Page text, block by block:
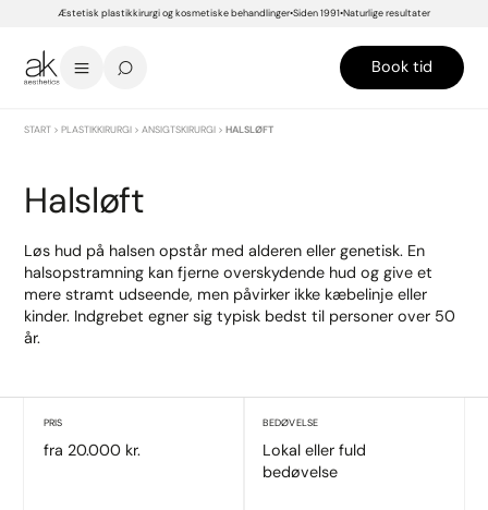
Æstetisk plastikkirurgi og kosmetiske behandlinger Siden 1991 Naturlige resultater
Book tid
START >PLASTIKKIRURGI >ANSIGTSKIRURGI >HALSLØFT
Halsløft
Løs hud på halsen opstår med alderen eller genetisk. En
halsopstramning kan fjerne overskydende hud og give et
mere stramt udseende, men påvirker ikke kæbelinje eller
kinder. Indgrebet egner sig typisk bedst til personer over 50
år.
PRIS
fra 20.000 kr.
BEDØVELSE
Lokal eller fuld
bedøvelse